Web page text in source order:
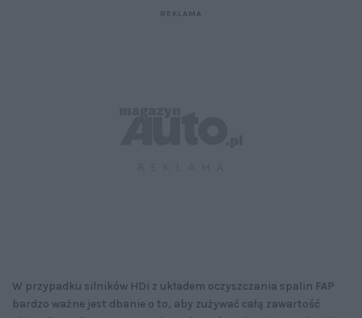
W przypadku silników HDi z układem oczyszczania spalin FAP
bardzo ważne jest dbanie o to, aby zużywać całą zawartość